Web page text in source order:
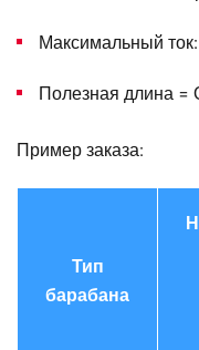
Максимальный
Полезная длина
Пример заказа:
Тип
барабана